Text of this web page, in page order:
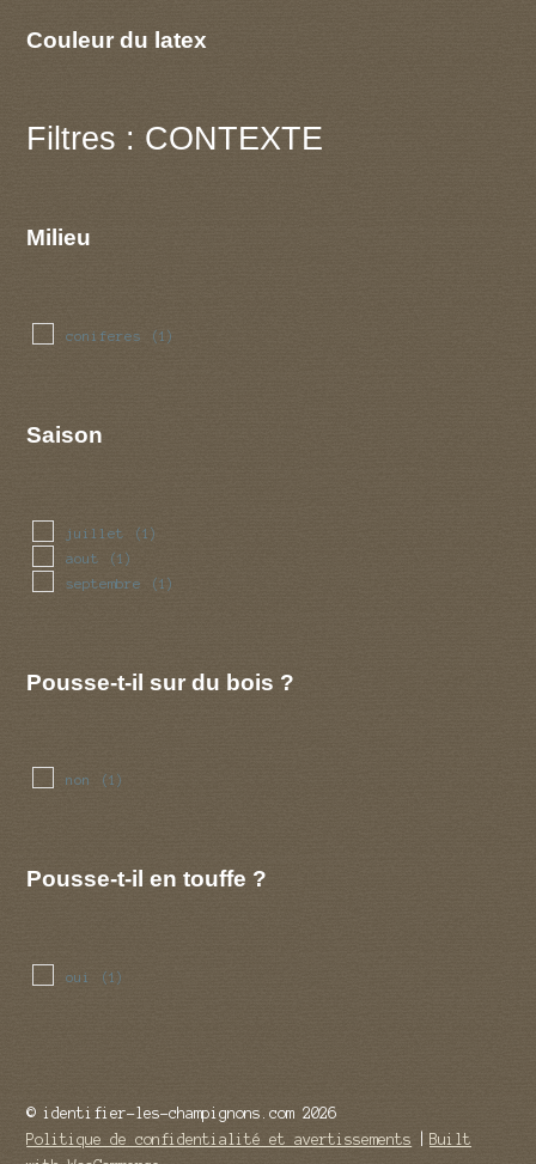
Couleur du latex
Filtres : CONTEXTE
Milieu
coniferes (1)
Saison
juillet (1)
aout (1)
septembre (1)
Pousse-t-il sur du bois ?
non (1)
Pousse-t-il en touffe ?
oui (1)
© identifier-les-champignons.com 2026
Politique de confidentialité et avertissements
Built